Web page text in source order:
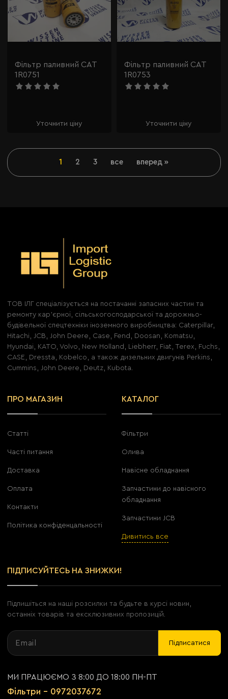
Фільтр паливний CAT
1R0751
Уточнити ціну
Фільтр паливний CAT
1R0753
Уточнити ціну
1 2 3 все вперед »
ТОВ ІЛГ спеціалізується на постачанні запасних частин та
ремонту кар'єрної, сільськогосподарської та дорожньо-
будівельної спецтехніки іноземного виробництва: Caterpillar,
Hitachi, JCB, John Deere, Case, Fend, Doosan, Komatsu,
Hyundai, KATO, Volvo, New Holland, Liebherr, Fiat, Terex, Fuchs,
CASE, Dressta, Kobelco, а також дизельних двигунів Perkins,
Cummins, John Deere, Deutz, Kubota.
ПРО МАГАЗИН
Статті
Часті питання
Доставка
Оплата
Контакти
Політика конфіденцальності
КАТАЛОГ
Фільтри
Олива
Навісне обладнання
Запчастини до навісного
обладнання
Запчастини JCB
Дивитись все
ПІДПИСУЙТЕСЬ НА ЗНИЖКИ!
Підпишіться на наші розсилки та будьте в курсі новин,
останніх товарів та ексклюзивних пропозицій.
Підписатися
МИ ПРАЦЮЄМО З 8:00 ДО 18:00 ПН-ПТ
Фільтри - 0972037672